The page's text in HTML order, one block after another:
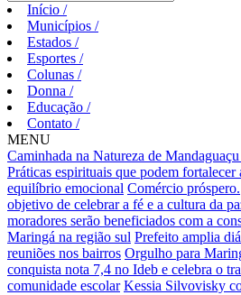
Início /
Municípios /
Estados /
Esportes /
Colunas /
Donna /
Educação /
Contato /
MENU
Caminhada na Natureza de
Práticas espirituais que podem fortalecer
equilíbrio emocional Comércio próspero.
objetivo de celebrar a fé e a cultura da
moradores serão beneficiados com a
Maringá na região sul Prefeito amplia
reuniões nos bairros Orgulho para
conquista nota 7,4 no Ideb e celebra o
comunidade escolar Kessia Silvovisky